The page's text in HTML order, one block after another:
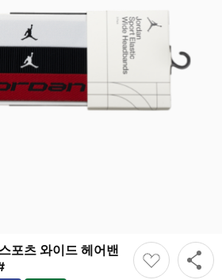
포츠 와이드 헤어밴